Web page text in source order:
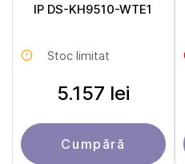
IP DS-KH9510-WTE1
Stoc limitat
5.157 lei
Cumpără